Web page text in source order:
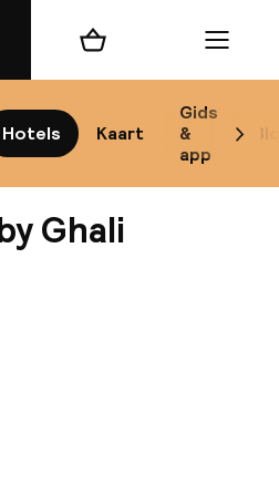
Hotels Kaart
Gids
&
app
Winkelmand Menu
Ghali
door de